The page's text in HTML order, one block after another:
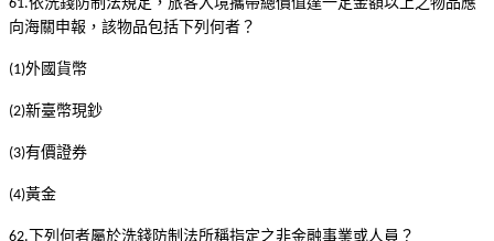
61.
向海關申報，該物品包括下列何者？
(1)外國貨幣
(2)新臺幣現鈔
(3)有價證券
(4)黃金
62. 下列何者屬於洗錢防制法所稱指定之非金融事業或人員？